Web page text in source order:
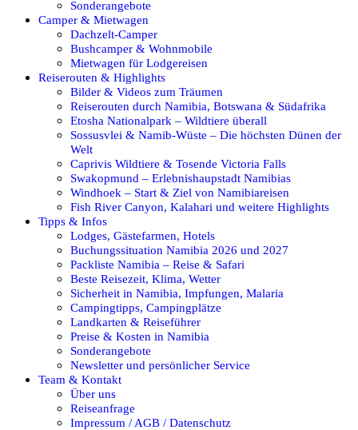
Sonderangebote
Camper & Mietwagen
Dachzelt-Camper
Bushcamper & Wohnmobile
Mietwagen für Lodgereisen
Reiserouten & Highlights
Bilder & Videos zum Träumen
Reiserouten durch Namibia, Botswana & Südafrika
Etosha Nationalpark – Wildtiere überall
Sossusvlei & Namib-Wüste – Die höchsten Dünen der
Welt
Caprivis Wildtiere & Tosende Victoria Falls
Swakopmund – Erlebnishaupstadt Namibias
Windhoek – Start & Ziel von Namibiareisen
Fish River Canyon, Kalahari und weitere Highlights
Tipps & Infos
Lodges, Gästefarmen, Hotels
Buchungssituation Namibia 2026 und 2027
Packliste Namibia – Reise & Safari
Beste Reisezeit, Klima, Wetter
Sicherheit in Namibia, Impfungen, Malaria
Campingtipps, Campingplätze
Landkarten & Reiseführer
Preise & Kosten in Namibia
Sonderangebote
Newsletter und persönlicher Service
Team & Kontakt
Über uns
Reiseanfrage
Impressum / AGB / Datenschutz